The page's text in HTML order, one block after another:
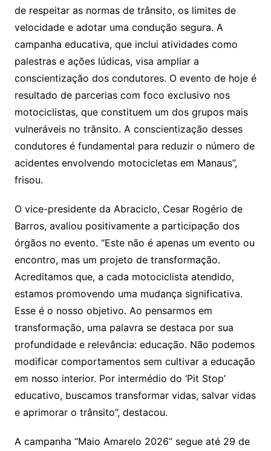
de respeitar as normas de trânsito, os limites de
velocidade e adotar uma condução segura. A
campanha educativa, que inclui atividades como
palestras e ações lúdicas, visa ampliar a
conscientização dos condutores. O evento de hoje é
resultado de parcerias com foco exclusivo nos
motociclistas, que constituem um dos grupos mais
vulneráveis no trânsito. A conscientização desses
condutores é fundamental para reduzir o número de
acidentes envolvendo motocicletas em Manaus”,
frisou.
O vice-presidente da Abraciclo, Cesar Rogério de
Barros, avaliou positivamente a participação dos
órgãos no evento. “Este não é apenas um evento ou
encontro, mas um projeto de transformação.
Acreditamos que, a cada motociclista atendido,
estamos promovendo uma mudança significativa.
Esse é o nosso objetivo. Ao pensarmos em
transformação, uma palavra se destaca por sua
profundidade e relevância: educação. Não podemos
modificar comportamentos sem cultivar a educação
em nosso interior. Por intermédio do ‘Pit Stop’
educativo, buscamos transformar vidas, salvar vidas
e aprimorar o trânsito”, destacou.
A campanha “Maio Amarelo 2026” segue até 29 de